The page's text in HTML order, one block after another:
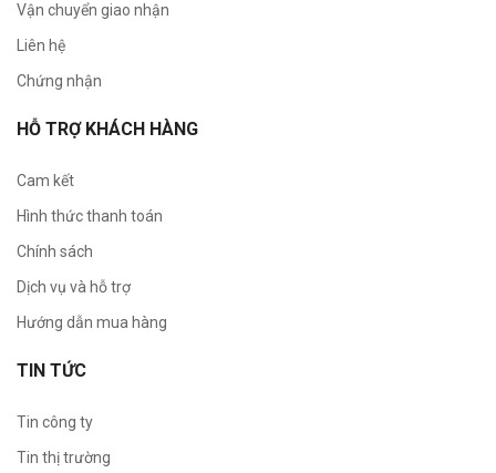
Vận chuyển giao nhận
Liên hệ
Chứng nhận
HỖ TRỢ KHÁCH HÀNG
Cam kết
Hình thức thanh toán
Chính sách
Dịch vụ và hỗ trợ
Hướng dẫn mua hàng
TIN TỨC
Tin công ty
Tin thị trường